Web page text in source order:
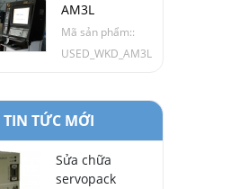
AM3L
Mã sản phẩm::
USED_WKD_AM3L
TIN TỨC MỚI
Sửa chữa
servopack